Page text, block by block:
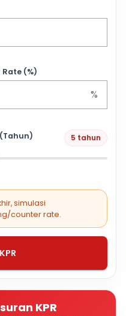
(%)
%
5 tahun
simulasi
counter rate.
KPR